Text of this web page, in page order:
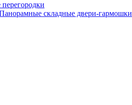
складные двери-гармошки